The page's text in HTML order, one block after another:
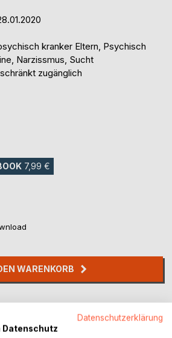
kranker Eltern, Psychisch
Narzissmus, Sucht
zugänglich
7,99 €
WARENKORB
Datenschutzerklärung
Datenschutz